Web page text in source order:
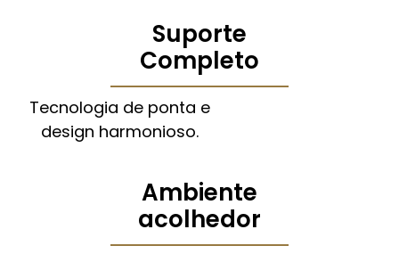
Suporte
Completo
Tecnologia de ponta e
design harmonioso.
Ambiente
acolhedor